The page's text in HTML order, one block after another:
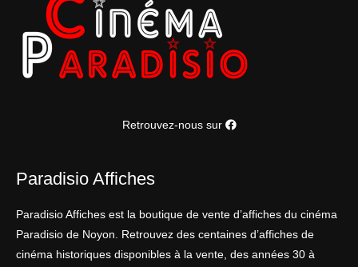
Retrouvez-nous sur
Paradisio Affiches
Paradisio Affiches est la boutique de vente d’affiches du cinéma
Paradisio de Noyon. Retrouvez des centaines d’affiches de
cinéma historiques disponibles à la vente, des années 30 à